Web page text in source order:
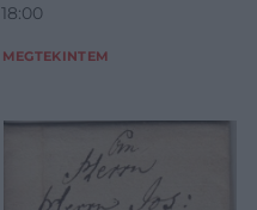
18:00
MEGTEKINTEM